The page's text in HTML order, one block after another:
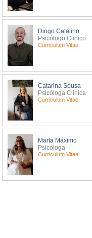
Diogo Catalino
Psicólogo Clínico
Curriculum Vitae
Catarina Sousa
Psicóloga Clínica
Curriculum Vitae
Marta Máximo
Psicóloga
Curriculum Vitae